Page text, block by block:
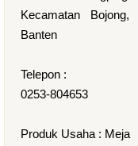
Kecamatan Bojong,
Banten
Telepon :
0253-804653
Produk Usaha : Meja